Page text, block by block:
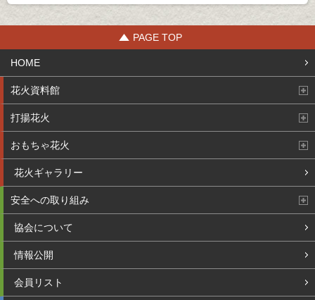
PAGE TOP
HOME
花火資料館
打揚花火
おもちゃ花火
花火ギャラリー
安全への取り組み
協会について
情報公開
会員リスト